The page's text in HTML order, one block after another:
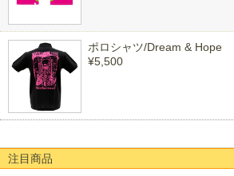
ポロシャツ/Dream & Hope
¥5,500
注目商品